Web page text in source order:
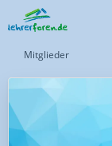
Mitglieder